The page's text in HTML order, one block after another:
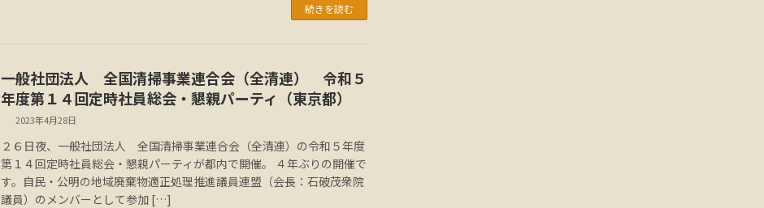
続きを読む
一般社団法人 全国清掃事業連合会（全清連） 令和５
年度第１４回定時社員総会・懇親パーティ（東京都）
2023年4月28日
２６日夜、一般社団法人 全国清掃事業連合会（全清連）の令和５年度
第１４回定時社員総会・懇親パーティが都内で開催。 ４年ぶりの開催で
す。自民・公明の地域廃棄物適正処理推進議員連盟（会長：石破茂衆院
議員）のメンバーとして参加 […]